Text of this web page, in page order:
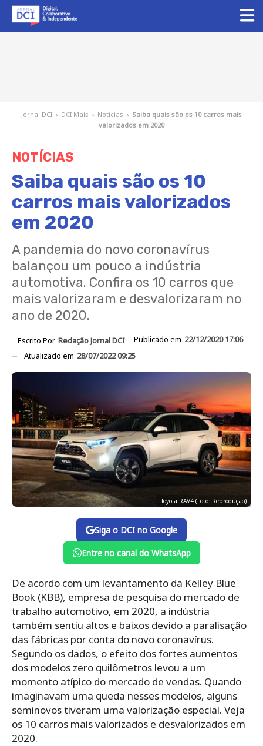
Jornal DCI › DCI Mais › Notícias › Saiba quais são os 10 carros mais
valorizados em 2020
NOTÍCIAS
Saiba quais são os 10
carros mais valorizados
em 2020
A pandemia do novo coronavírus
balançou um pouco a indústria
automotiva. Confira os 10 carros que
mais valorizaram e desvalorizaram no
ano de 2020.
Escrito Por Redação Jornal DCI Publicado em 22/12/2020 17:06
Atualizado em 28/07/2022 09:25
Toyota RAV4 (Foto: Reprodução)
Siga o DCI no Google
Entre no canal do WhatsApp
De acordo com um levantamento da Kelley Blue
Book (KBB), empresa de pesquisa do mercado de
trabalho automotivo, em 2020, a indústria
também sentiu altos e baixos devido a paralisação
das fábricas por conta do novo coronavírus.
Segundo os dados, o efeito dos fortes aumentos
dos modelos zero quilômetros levou a um
momento atípico do mercado de vendas. Quando
imaginavam uma queda nesses modelos, alguns
seminovos tiveram uma valorização especial. Veja
os 10 carros mais valorizados e desvalorizados em
2020.